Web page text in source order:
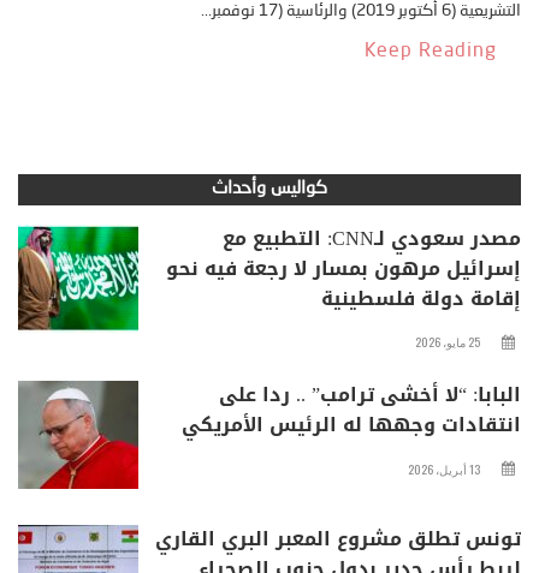
التشريعية (6 أكتوبر 2019) والرئاسية (17 نوفمبر...
Keep Reading
كواليس وأحداث
مصدر سعودي لـCNN: التطبيع مع
إسرائيل مرهون بمسار لا رجعة فيه نحو
إقامة دولة فلسطينية
25 مايو، 2026
البابا: “لا أخشى ترامب” .. ردا على
انتقادات وجهها له الرئيس الأمريكي
13 أبريل، 2026
تونس تطلق مشروع المعبر البري القاري